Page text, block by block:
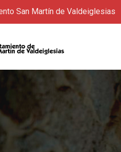
San Martín de Valdeiglesias